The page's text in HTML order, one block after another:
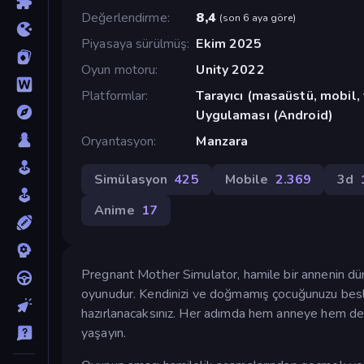
Değerlendirme
8,4 (son 6 aya göre)
Piyasaya sürülmüş Ekim 2025
Oyun motoru
Unity 2022
Platformlar
Tarayıcı (masaüstü,
Uygulaması (Android)
Oryantasyon
Manzara
Simülasyon 425 Mobile 2.369 3d
Anime 17
Pregnant Mother Simulator, hamile bir annenin
oyunudur. Kendinizi ve doğmamış çocuğunuzu
hazırlanacaksınız. Her adımda hem anneye hem
yaşayın.